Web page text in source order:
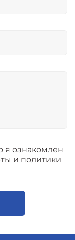
я ознакомлен
и политики